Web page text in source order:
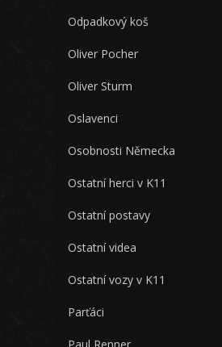
Odpadkový koš
Oliver Pocher
Oliver Sturm
Oslavenci
Osobnosti Německa
Ostatní herci v K11
Ostatní postavy
Ostatní videa
Ostatní vozy v K11
Parťáci